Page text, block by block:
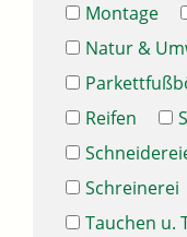
Montage
Natur &
Reifen
Schreinerei
Tauchen u.